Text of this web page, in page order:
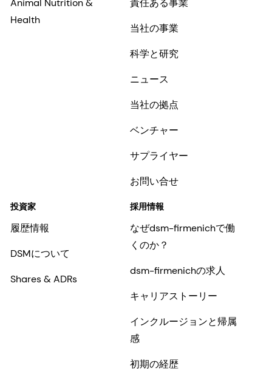
Animal Nutrition &
Health
責任ある事業
当社の事業
科学と研究
ニュース
当社の拠点
ベンチャー
サプライヤー
お問い合せ
投資家
履歴情報
DSMについて
Shares & ADRs
採用情報
なぜdsm-firmenichで働
くのか？
dsm-firmenichの求人
キャリアストーリー
インクルージョンと帰属
感
初期の経歴